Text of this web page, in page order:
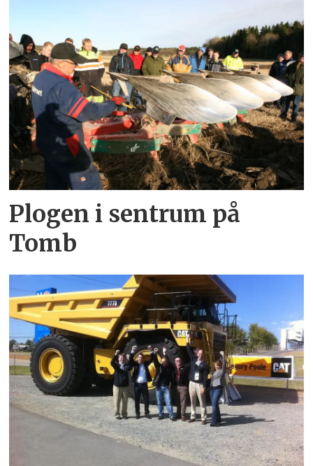
Plogen i sentrum på
Tomb